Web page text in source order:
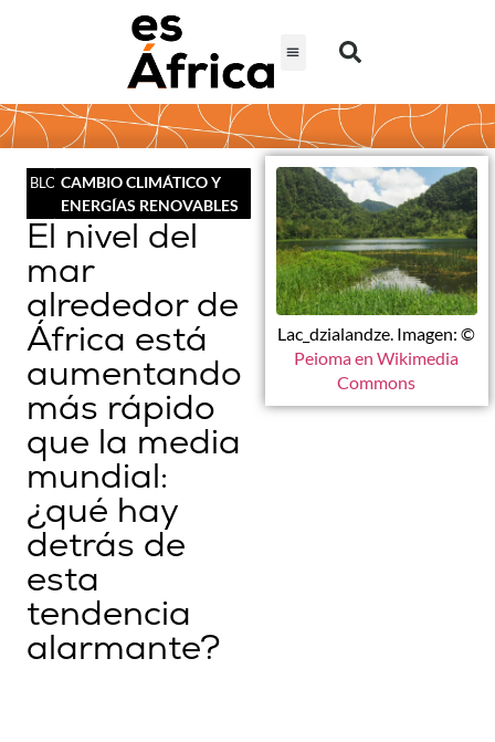
BLOGCAMBIO CLIMÁTICO Y
ENERGÍAS RENOVABLES
El nivel del
mar
alrededor de
África está
aumentando
más rápido
que la media
mundial:
¿qué hay
detrás de
esta
tendencia
alarmante?
Lac_dzialandze. Imagen: ©
Peioma en Wikimedia
Commons